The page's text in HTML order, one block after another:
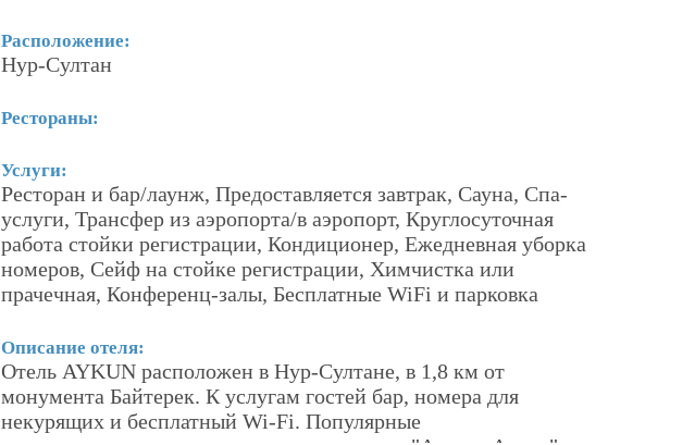
Расположение:
Нур-Султан
Рестораны:
Услуги:
Ресторан и бар/лаунж, Предоставляется завтрак, Сауна, Спа-
услуги, Трансфер из аэропорта/в аэропорт, Круглосуточная
работа стойки регистрации, Кондиционер, Ежедневная уборка
номеров, Сейф на стойке регистрации, Химчистка или
прачечная, Конференц-залы, Бесплатные WiFi и парковка
Описание отеля:
Отель AYKUN расположен в Нур-Султане, в 1,8 км от
монумента Байтерек. К услугам гостей бар, номера для
некурящих и бесплатный Wi-Fi. Популярные